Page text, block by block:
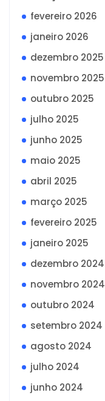
fevereiro 2026
janeiro 2026
dezembro 2025
novembro 2025
outubro 2025
julho 2025
junho 2025
maio 2025
abril 2025
março 2025
fevereiro 2025
janeiro 2025
dezembro 2024
novembro 2024
outubro 2024
setembro 2024
agosto 2024
julho 2024
junho 2024